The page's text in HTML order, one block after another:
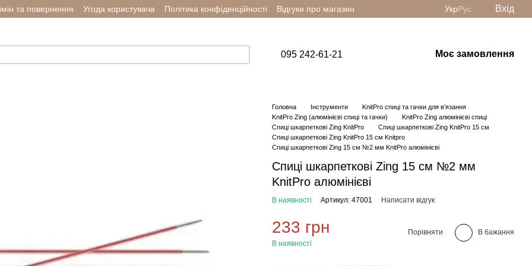
та повернення Угода користувача Політика конфіденційності Відгуки про магазин УкрРус Вхід
095 242-61-21 Моє замовлення
Головна Інструменти
KnitPro спиці та гачки для в'язання
KnitPro Zing (алюмінієві спиці та гачки)
KnitPro Zing алюмінієві спиці
Спиці шкарпеткові Zing KnitPro
Спиці шкарпеткові Zing KnitPro 15 см
Спиці шкарпеткові Zing KnitPro 15 см Knitpro
Спиці шкарпеткові Zing 15 см №2 мм KnitPro алюмінієві
Спиці шкарпеткові Zing 15 см №2 мм
KnitPro алюмінієві
В наявності Артикул: 47001 Написати відгук
233 грн
В наявності
Порівняти В бажання